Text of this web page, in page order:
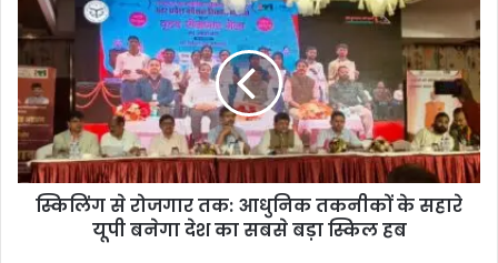
स्किलिंग से रोजगार तक: आधुनिक तकनीकों के सहारे
यूपी बनेगा देश का सबसे बड़ा स्किल हब